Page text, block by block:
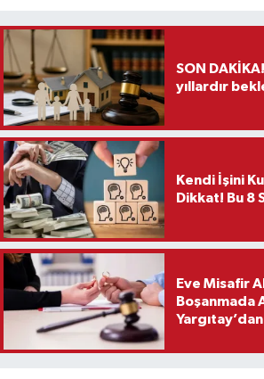
SON DAKİKA! Mirasçıların
yıllardır
Kendi İşini
Dikkat! Bu 8
Eve Misafir
Boşanmada